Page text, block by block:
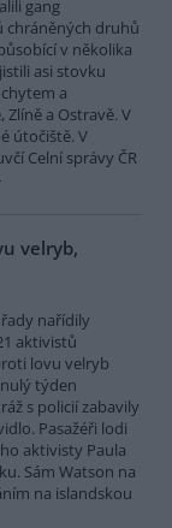
gang
chráněných druhů
v několika
asi stovku
a
a Ostravě. V
útočiště. V
Celní správy ČR
velryb,
nařídily
aktivistů
lovu velryb
týden
s policií zabavily
Pasažéři lodi
aktivisty Paula
Sám Watson na
na islandskou